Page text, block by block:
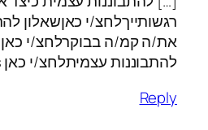
רגשותייךלחצ/י כאןשאלון
את/ה קמ/ה בבוקרלחצ/י
להתבוננות עצמיתלחצ/י כאן Previous […]
Reply